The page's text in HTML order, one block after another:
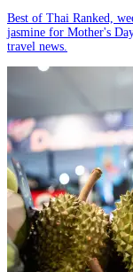
Best of Thai Ranked,
jasmine for Mother's
travel news.